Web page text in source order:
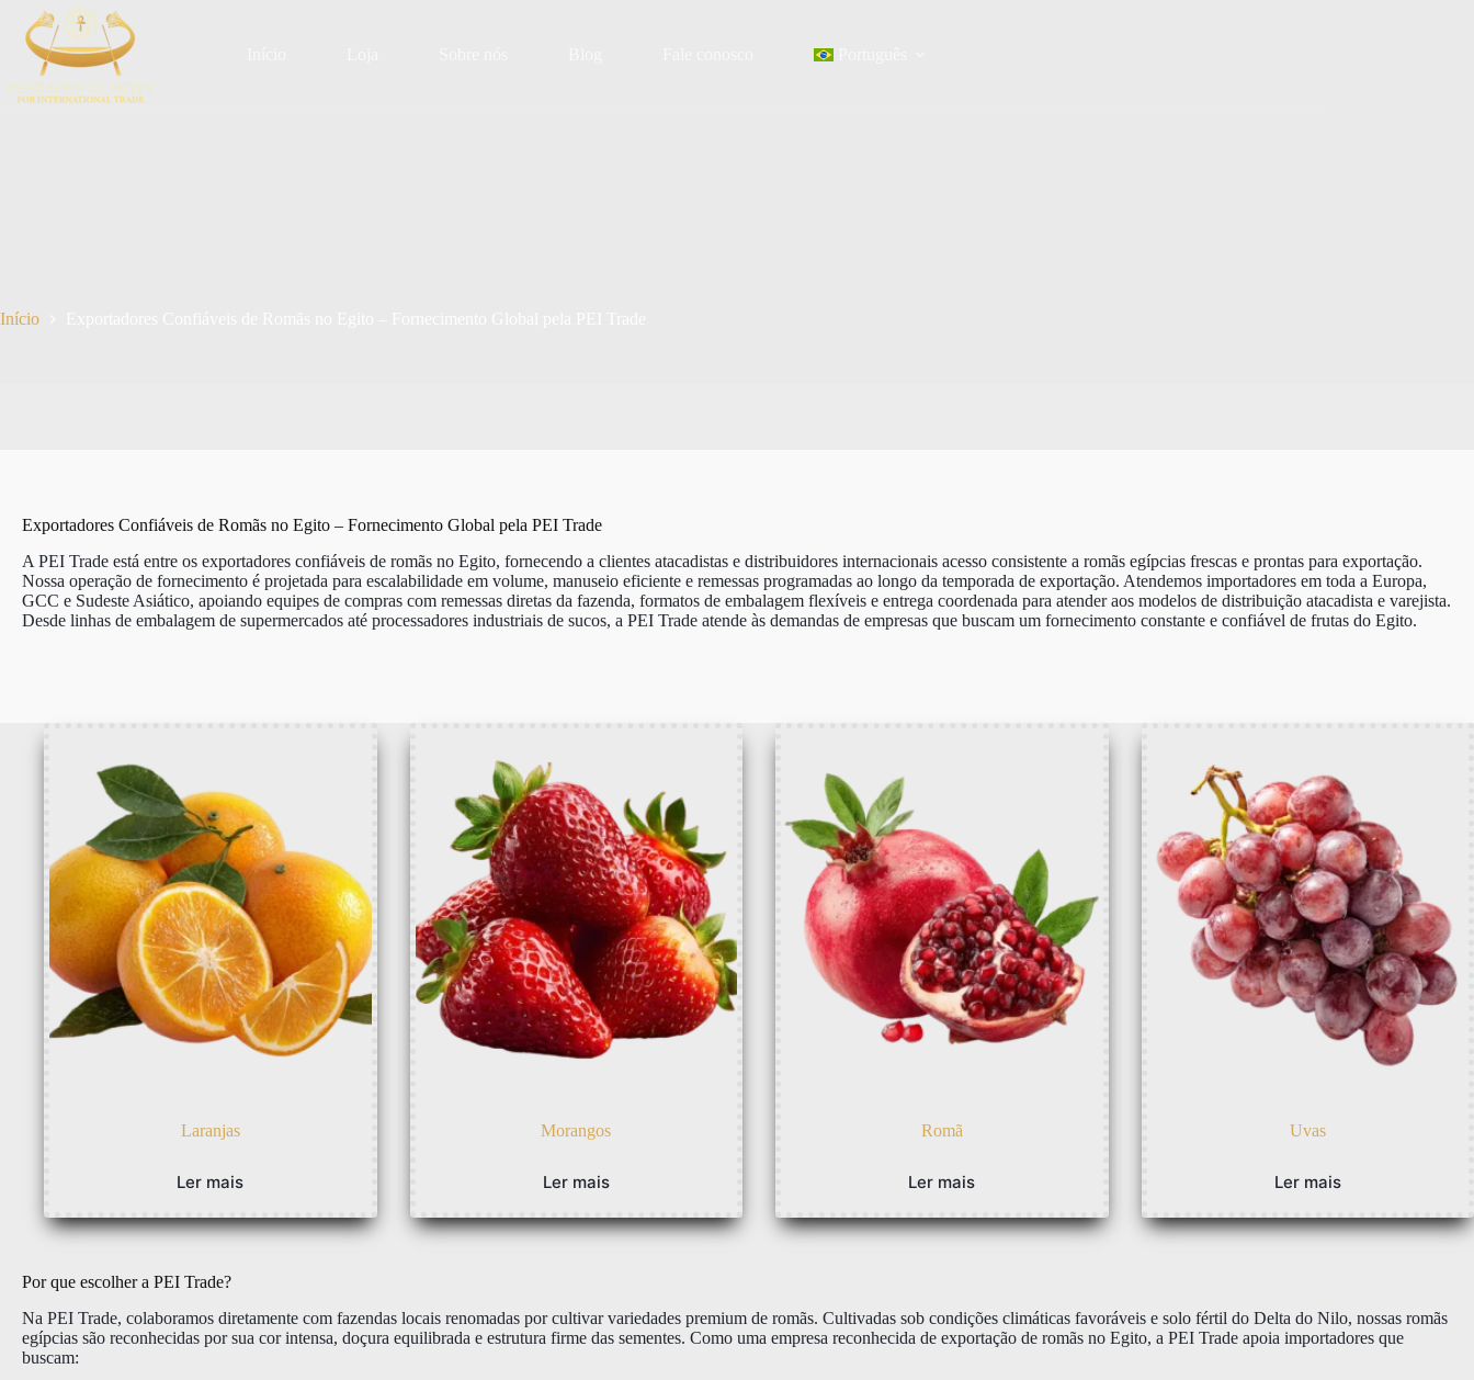
para
conteúdo
Início
Exportadores Confiáveis de Romãs no Egito – Fornecimento Global pela PEI Trade
A PEI Trade está entre os exportadores confiáveis de romãs no Egito, fornecendo a clientes atacadistas e distribuidores internacionais acesso consistente a romãs egípcias frescas e prontas para exportação.
Nossa operação de fornecimento é projetada para escalabilidade em volume, manuseio eficiente e remessas programadas ao longo da temporada de exportação. Atendemos importadores em toda a Europa,
GCC e Sudeste Asiático, apoiando equipes de compras com remessas diretas da fazenda, formatos de embalagem flexíveis e entrega coordenada para atender aos modelos de distribuição atacadista e varejista.
Desde linhas de embalagem de supermercados até processadores industriais de sucos, a PEI Trade atende às demandas de empresas que buscam um fornecimento constante e confiável de frutas do Egito.
Laranjas
Ler mais
Morangos
Ler mais
Romã
Ler mais
Uvas
Ler mais
Por que escolher a PEI Trade?
Na PEI Trade, colaboramos diretamente com fazendas locais renomadas por cultivar variedades premium de romãs. Cultivadas sob condições climáticas favoráveis e solo fértil do Delta do Nilo, nossas romãs
egípcias são reconhecidas por sua cor intensa, doçura equilibrada e estrutura firme das sementes. Como uma empresa reconhecida de exportação de romãs no Egito, a PEI Trade apoia importadores que
buscam: